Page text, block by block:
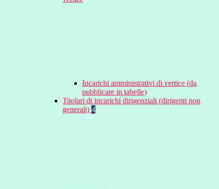
Incarichi amministrativi di vertice (da
pubblicare in tabelle)
Titolari di incarichi dirigenziali (dirigenti non
generali) 4